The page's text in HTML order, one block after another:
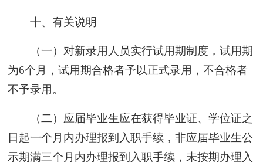
十、有关说明
（一）对新录用人员实行试用期制度，试用期
为6个月，试用期合格者予以正式录用，不合格者
不予录用。
（二）应届毕业生应在获得毕业证、学位证之
日起一个月内办理报到入职手续，非应届毕业生公
示期满三个月内办理报到入职手续，未按期办理入